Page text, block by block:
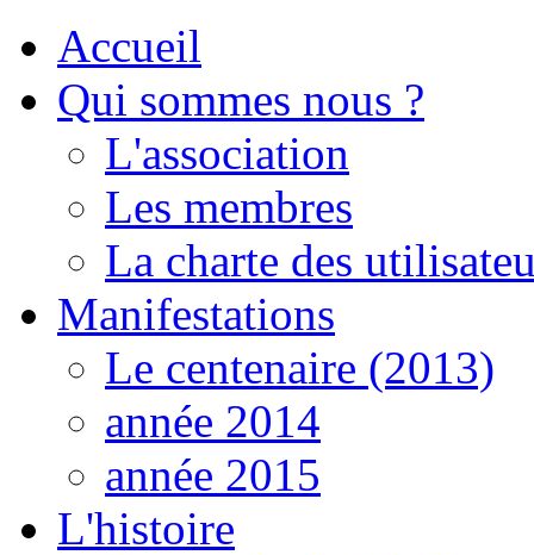
Accueil
Qui sommes nous ?
L'association
Les membres
La charte des
Manifestations
Le centenaire (2013)
année 2014
année 2015
L'histoire